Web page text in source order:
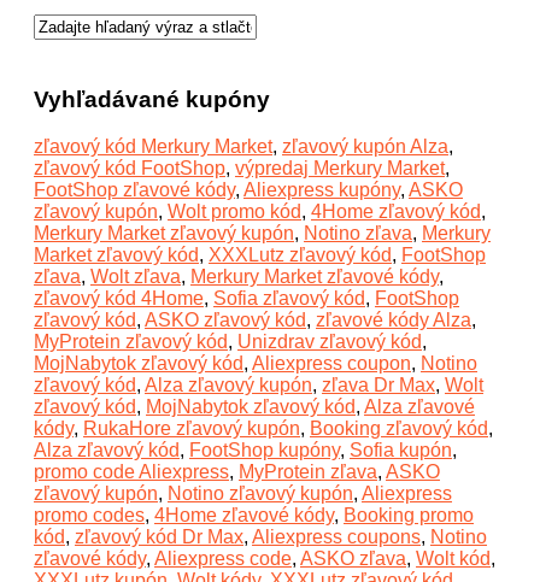
Vyhľadávané kupóny
zľavový kód Merkury Market, zľavový kupón Alza,
zľavový kód FootShop, výpredaj Merkury Market,
FootShop zľavové kódy, Aliexpress kupóny, ASKO
zľavový kupón, Wolt promo kód, 4Home zľavový kód,
Merkury Market zľavový kupón, Notino zľava, Merkury
Market zľavový kód, XXXLutz zľavový kód, FootShop
zľava, Wolt zľava, Merkury Market zľavové kódy,
zľavový kód 4Home, Sofia zľavový kód, FootShop
zľavový kód, ASKO zľavový kód, zľavové kódy Alza,
MyProtein zľavový kód, Unizdrav zľavový kód,
MojNabytok zľavový kód, Aliexpress coupon, Notino
zľavový kód, Alza zľavový kupón, zľava Dr Max, Wolt
zľavový kód, MojNabytok zľavový kód, Alza zľavové
kódy, RukaHore zľavový kupón, Booking zľavový kód,
Alza zľavový kód, FootShop kupóny, Sofia kupón,
promo code Aliexpress, MyProtein zľava, ASKO
zľavový kupón, Notino zľavový kupón, Aliexpress
promo codes, 4Home zľavové kódy, Booking promo
kód, zľavový kód Dr Max, Aliexpress coupons, Notino
zľavové kódy, Aliexpress code, ASKO zľava, Wolt kód,